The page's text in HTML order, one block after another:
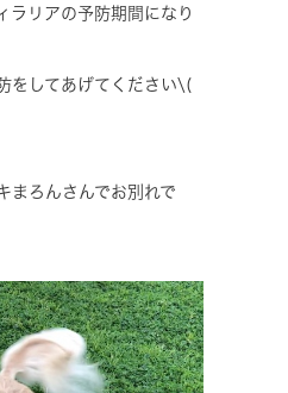
ラリアの予防期間になり
をしてあげてください\(
まろんさんでお別れで